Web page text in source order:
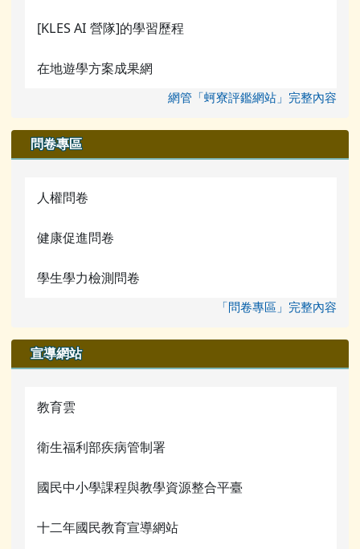
[KLES AI 營隊]的學習歷程
在地遊學方案成果網
網管「蚵寮評鑑網站」完整內容
問卷專區
人權問卷
健康促進問卷
學生學力檢測問卷
「問卷專區」完整內容
宣導網站
教育雲
衛生福利部疾病管制署
國民中小學課程與教學資源整合平臺
十二年國民教育宣導網站